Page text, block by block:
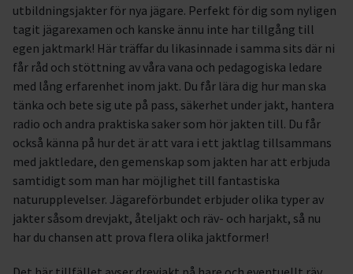
utbildningsjakter för nya jägare. Perfekt för dig som nyligen
tagit jägarexamen och kanske ännu inte har tillgång till
egen jaktmark! Här träffar du likasinnade i samma sits där ni
får råd och stöttning av våra vana och pedagogiska ledare
med lång erfarenhet inom jakt. Du får lära dig hur man ska
tänka och bete sig ute på pass, säkerhet under jakt, hantera
radio och andra praktiska saker som hör jakten till. Du får
också känna på hur det är att vara i ett jaktlag tillsammans
med jaktledare, den gemenskap som jakten har att erbjuda
samtidigt som man har möjlighet till fantastiska
naturupplevelser. Jägareförbundet erbjuder olika typer av
jakter såsom drevjakt, åteljakt och räv- och harjakt, så nu
har du chansen att prova flera olika jaktformer!